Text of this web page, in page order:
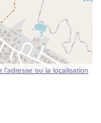
l’adresse ou la localisation